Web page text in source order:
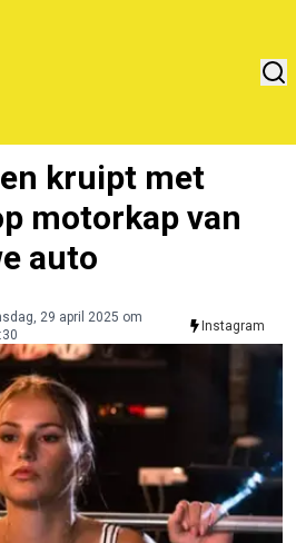
kruipt met
motorkap van
auto
29 april 2025 om
Instagram